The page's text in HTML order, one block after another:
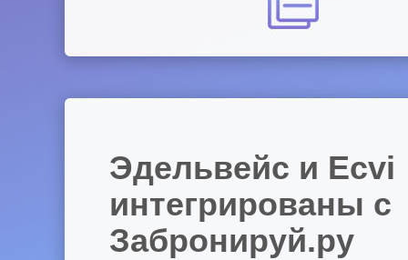
Эдельвейс и Ecvi
интегрированы с
Забронируй.ру